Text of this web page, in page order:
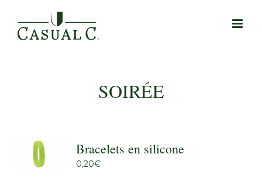
contenu
SOIRÉE
Bracelets en silicone
0,20€